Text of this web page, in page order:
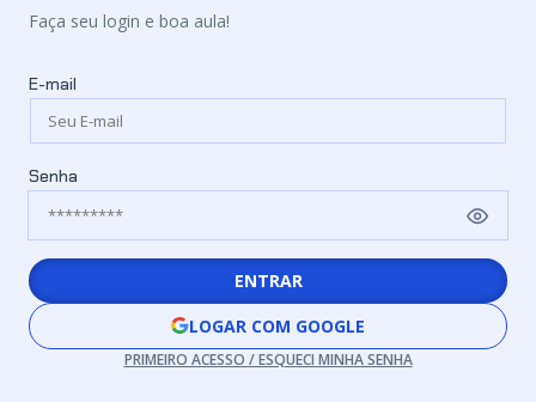
Faça seu login e boa aula!
E-mail
Senha
ENTRAR
LOGAR COM GOOGLE
PRIMEIRO ACESSO / ESQUECI MINHA SENHA